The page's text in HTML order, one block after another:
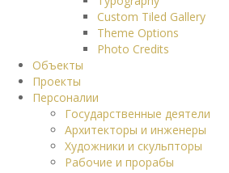
Custom Tiled Gallery
Theme Options
Photo Credits
Объекты
Проекты
Персоналии
Государственные деятели
Архитекторы и инженеры
Художники и скульпторы
Рабочие и прорабы